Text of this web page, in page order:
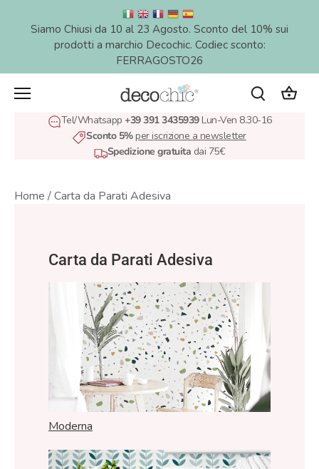
Siamo Chiusi da 10 al 23 Agosto. Sconto del 10% sui
prodotti a marchio Decochic. Codiec sconto:
FERRAGOSTO26
Tel/Whatsapp +39 391 3435939Lun-Ven 8.30-16
Sconto 5%per iscrizione a newsletter
Spedizione gratuita dai 75€
Home /Carta da Parati Adesiva
Carta da Parati Adesiva
Moderna